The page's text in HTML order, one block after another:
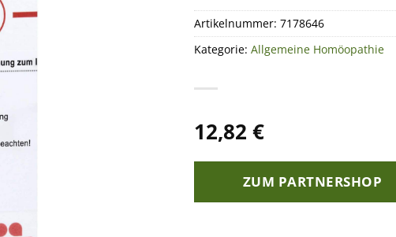
12,82 €
ZUM PARTNERSHOP
Artikelnummer: 7178646
Kategorie: Allgemeine Homöopathie